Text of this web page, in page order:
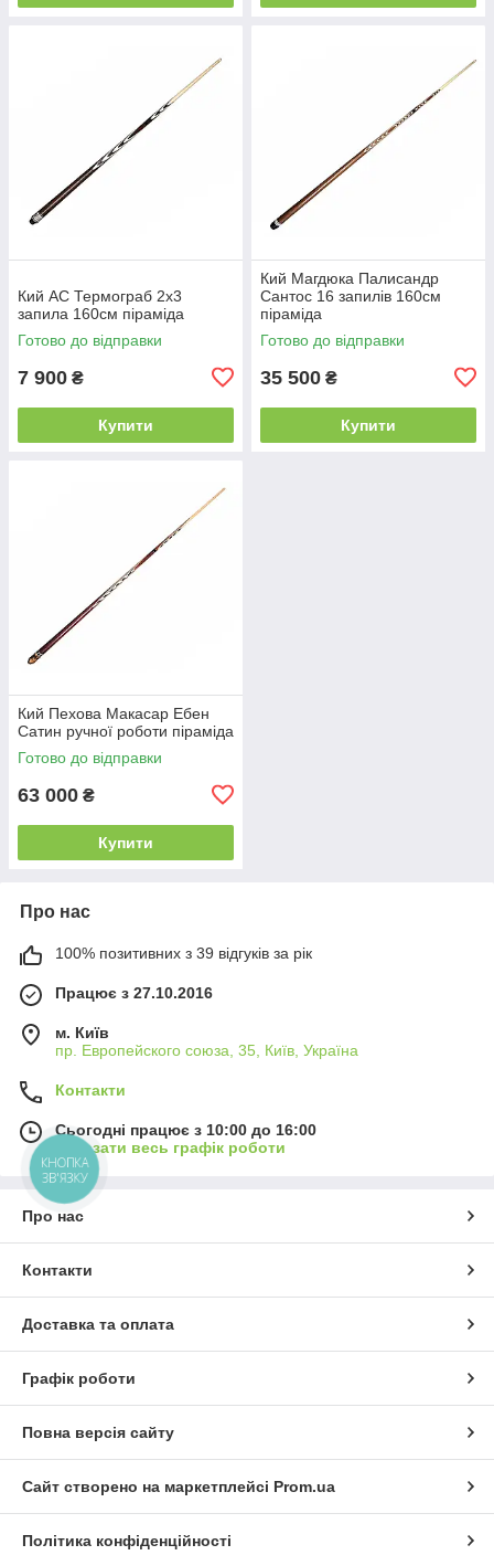
Кий АС Термограб 2х3
запила 160см піраміда
Готово до відправки
7 900 ₴
Купити
Кий Магдюка Палисандр
Сантос 16 запилів 160см
піраміда
Готово до відправки
35 500 ₴
Купити
Кий Пехова Макасар Ебен
Сатин ручної роботи піраміда
Готово до відправки
63 000 ₴
Купити
Про нас
100% позитивних з 39 відгуків за рік
Працює з 27.10.2016
м. Київ
пр. Европейского союза, 35, Київ, Україна
Контакти
Сьогодні працює з 10:00 до 16:00
Показати весь графік роботи
Про нас
Контакти
Доставка та оплата
Графік роботи
Повна версія сайту
Сайт створено на маркетплейсі Prom.ua
Політика конфіденційності
КНОПКА
ЗВ'ЯЗКУ